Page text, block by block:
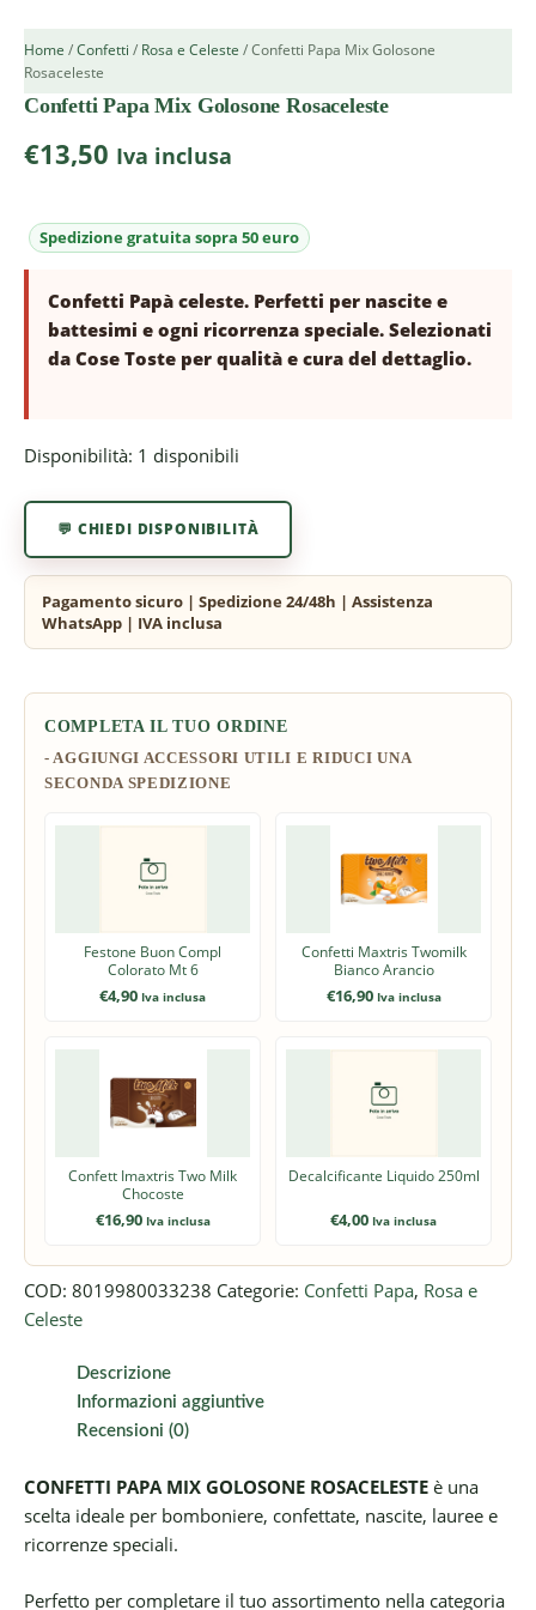
Home /Confetti / Rosa e Celeste / Confetti Papa Mix Golosone
Rosaceleste
Confetti Papa Mix Golosone Rosaceleste
€13,50 Iva inclusa
Confetti Papà celeste. Perfetti per nascite e
battesimi e ogni ricorrenza speciale. Selezionati
da Cose Toste per qualità e cura del dettaglio.
Disponibilità: 1 disponibili
💬 CHIEDI DISPONIBILITÀ
COMPLETA IL TUO ORDINE
Festone Buon Compl
Colorato Mt 6
€4,90 Iva inclusa
Confetti Maxtris Twomilk
Bianco Arancio
€16,90 Iva inclusa
Confett Imaxtris Two Milk
Chocoste
€16,90 Iva inclusa
Decalcificante Liquido 250ml
€4,00 Iva inclusa
COD: 8019980033238 Categorie: Confetti Papa, Rosa e
Celeste
Descrizione
Informazioni aggiuntive
Recensioni (0)
CONFETTI PAPA MIX GOLOSONE ROSACELESTE è una
scelta ideale per bomboniere, confettate, nascite, lauree e
ricorrenze speciali.
Perfetto per completare il tuo assortimento nella categoria